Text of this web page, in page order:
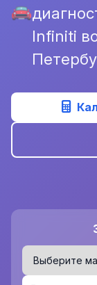
Infiniti